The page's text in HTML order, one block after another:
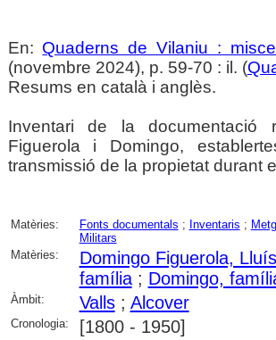
En: Quaderns de Vilaniu :
(novembre 2024), p. 59-70 : il. (
Resums en català i anglès.
Inventari de la documentació
Figuerola i Domingo,
transmissió de la propietat durant
Matèries: Fonts documentals ; Inventaris ;
Militars
Matèries:
Domingo Figuerola, Lluís
família; Domingo,
Àmbit: Valls; Alcover
Cronologia: [1800 - 1950]